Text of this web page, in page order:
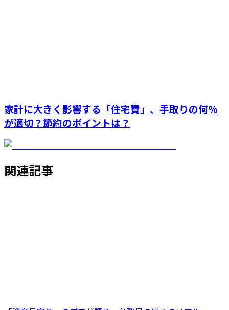
家計に大きく影響する「住宅費」、手取りの何%
が適切？節約のポイントは？
関連記事